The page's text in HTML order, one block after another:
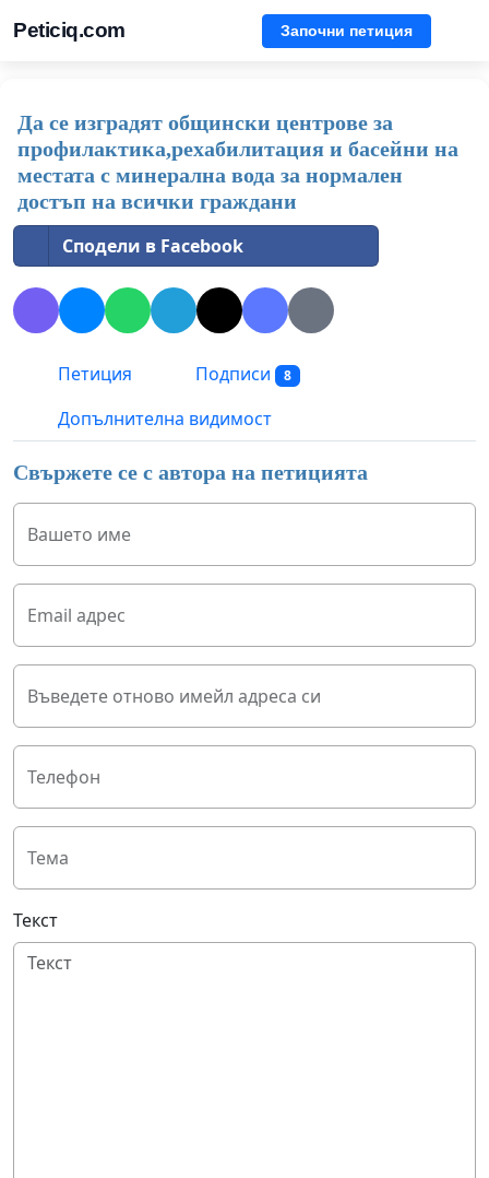
Peticiq.com Започни петиция
Да се изградят общински центрове за
профилактика,рехабилитация и басейни на
местата с минерална вода за нормален
достъп на всички граждани
Сподели в Facebook
Петиция Подписи 8
Допълнителна видимост
Свържете се с автора на петицията
Вашето име
Email адрес
Въведете отново имейл адреса си
Телефон
Тема
Текст